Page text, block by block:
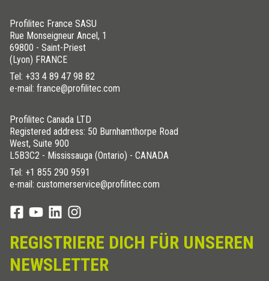
Profilitec France SASU
Rue Monseigneur Ancel, 1
69800 - Saint-Priest
(Lyon) FRANCE
Tel: +33 4 89 47 98 82
e-mail: france@profilitec.com
Profilitec Canada LTD
Registered address: 50 Burnhamthorpe Road
West, Suite 900
L5B3C2 - Mississauga (Ontario) - CANADA
Tel: +1 855 290 9591
e-mail: customerservice@profilitec.com
REGISTRIERE DICH FÜR UNSEREN
NEWSLETTER